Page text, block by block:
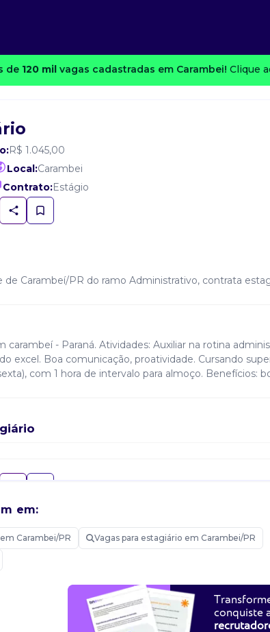
de 120 milvagas cadastradas em Carambei! Clique
R$ 1.045,00
Local:Carambei
Contrato:Estágio
de Carambeí/PR do ramo Administrativo, contrata
- Paraná. Atividades: Auxiliar na rotina
excel. Boa comunicação, proatividade. Cursando
com 1 hora de intervalo para almoço. Benefícios:
em:
Carambei/PR Vagas para estagiário em Carambei/PR
conquiste